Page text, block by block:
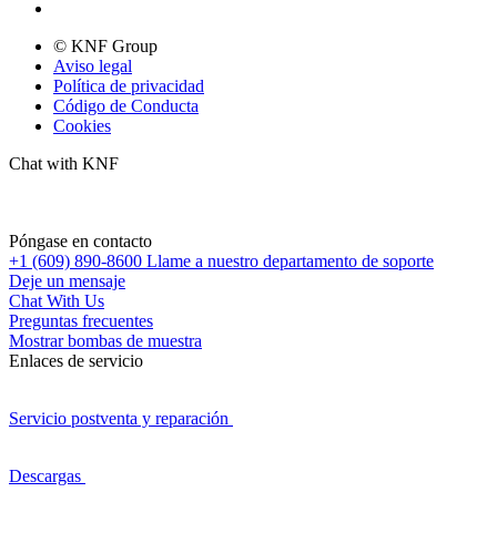
© KNF Group
Aviso legal
Política de privacidad
Código de Conducta
Cookies
Chat with KNF
Póngase en contacto
+1 (609) 890-8600 Llame a nuestro departamento de soporte
Deje un mensaje
Chat With Us
Preguntas frecuentes
Mostrar bombas de muestra
Enlaces de servicio
Servicio postventa y reparación
Descargas